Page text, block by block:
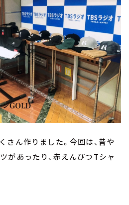
さん作りました。今回は、昔や
があったり、赤えんぴつTシャ